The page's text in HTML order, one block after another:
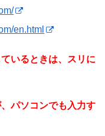
en.html
いるときは、スリに
パソコンでも入力す